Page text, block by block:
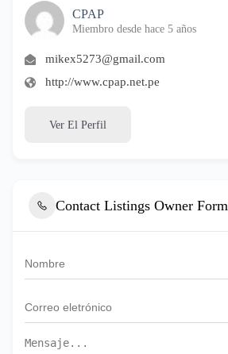
CPAP
Miembro desde hace 5 años
mikex5273@gmail.com
http://www.cpap.net.pe
Ver El Perfil
Contact Listings Owner Form